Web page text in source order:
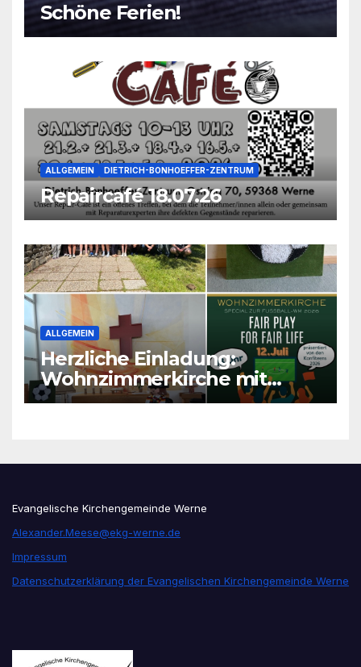
Schöne Ferien!
ALLGEMEIN DIETRICH-BONHOEFFER-ZENTRUM
Repaircafé 18.07.26
ALLGEMEIN
Herzliche Einladung:
Wohnzimmerkirche mit
unseren Konfis
Evangelische Kirchengemeinde Werne
Alexander.Meese@ekg-werne.de
Impressum
Datenschutzerklärung der Evangelischen Kirchengemeinde Werne